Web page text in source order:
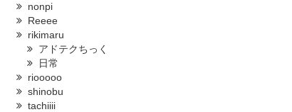
nonpi
Reeee
rikimaru
アドテクちっく
日常
riooooo
shinobu
tachiiii